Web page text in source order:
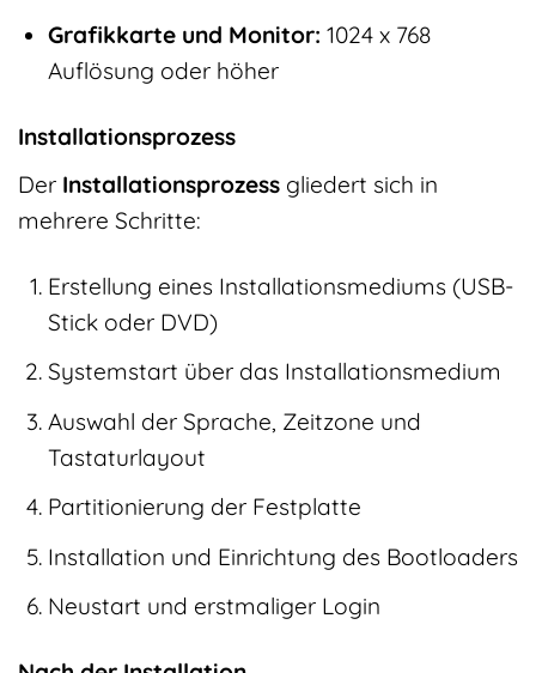
Grafikkarte und Monitor: 1024 x 768
Auflösung oder höher
Installationsprozess
Der Installationsprozess gliedert sich in
mehrere Schritte:
Erstellung eines Installationsmediums (USB-
Stick oder DVD)
Systemstart über das Installationsmedium
Auswahl der Sprache, Zeitzone und
Tastaturlayout
Partitionierung der Festplatte
Installation und Einrichtung des Bootloaders
Neustart und erstmaliger Login